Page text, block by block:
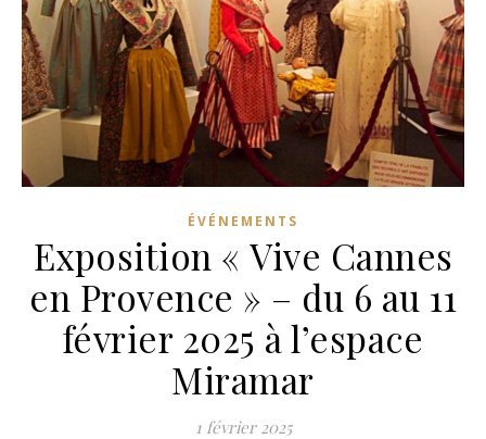
ÉVÉNEMENTS
Exposition « Vive Cannes
en Provence » – du 6 au 11
février 2025 à l’espace
Miramar
1 février 2025